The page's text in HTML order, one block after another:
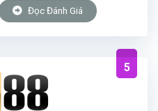
Đọc Đánh Giá
5